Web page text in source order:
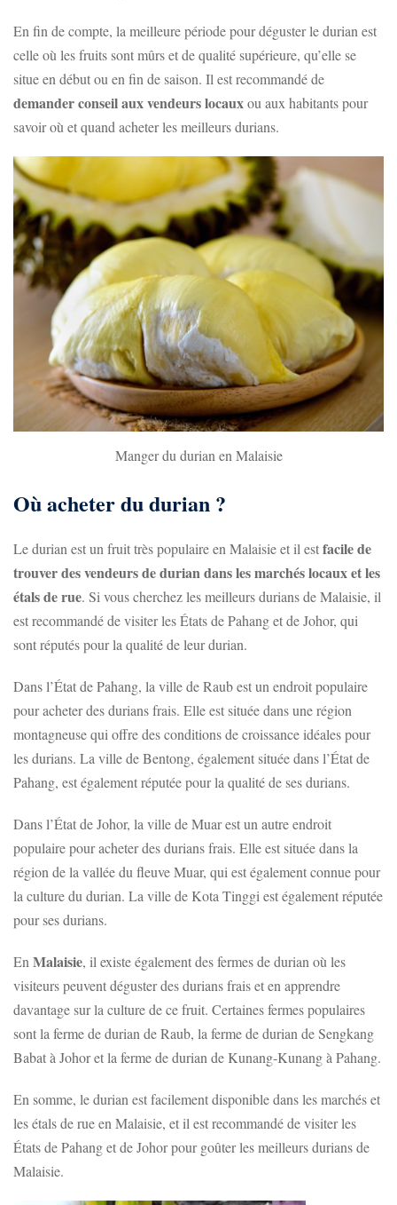
En fin de compte, la meilleure période pour déguster le durian est
celle où les fruits sont mûrs et de qualité supérieure, qu’elle se
situe en début ou en fin de saison. Il est recommandé de
demander conseil aux vendeurs locauxou aux habitants pour
savoir où et quand acheter les meilleurs durians.
Manger du durian en Malaisie
Où acheter du durian ?
Le durian est un fruit très populaire en Malaisie et il estfacile de
trouver des vendeurs de durian dans les marchés locaux et les
étals de rue. Si vous cherchez les meilleurs durians de Malaisie, il
est recommandé de visiter les États de Pahang et de Johor, qui
sont réputés pour la qualité de leur durian.
Dans l’État de Pahang, la ville de Raub est un endroit populaire
pour acheter des durians frais. Elle est située dans une région
montagneuse qui offre des conditions de croissance idéales pour
les durians. La ville de Bentong, également située dans l’État de
Pahang, est également réputée pour la qualité de ses durians.
Dans l’État de Johor, la ville de Muar est un autre endroit
populaire pour acheter des durians frais. Elle est située dans la
région de la vallée du fleuve Muar, qui est également connue pour
la culture du durian. La ville de Kota Tinggi est également réputée
pour ses durians.
En Malaisie, il existe également des fermes de durian où les
visiteurs peuvent déguster des durians frais et en apprendre
davantage sur la culture de ce fruit. Certaines fermes populaires
sont la ferme de durian de Raub, la ferme de durian de Sengkang
Babat à Johor et la ferme de durian de Kunang-Kunang à Pahang.
En somme, le durian est facilement disponible dans les marchés et
les étals de rue en Malaisie, et il est recommandé de visiter les
États de Pahang et de Johor pour goûter les meilleurs durians de
Malaisie.